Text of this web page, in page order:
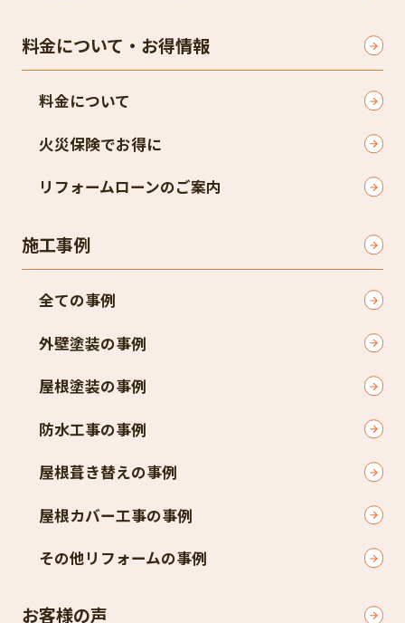
料金について・お得情報
料金について
火災保険でお得に
リフォームローンのご案内
施工事例
全ての事例
外壁塗装の事例
屋根塗装の事例
防水工事の事例
屋根葺き替えの事例
屋根カバー工事の事例
その他リフォームの事例
お客様の声